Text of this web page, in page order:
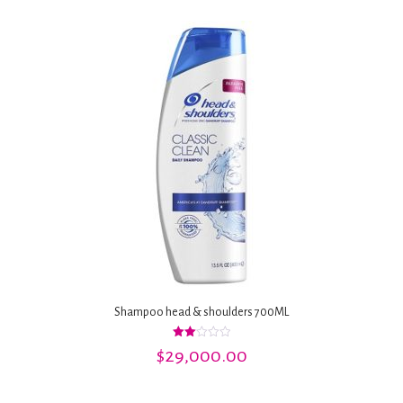
Shampoo head & shoulders 700ML
con
$29,000.00